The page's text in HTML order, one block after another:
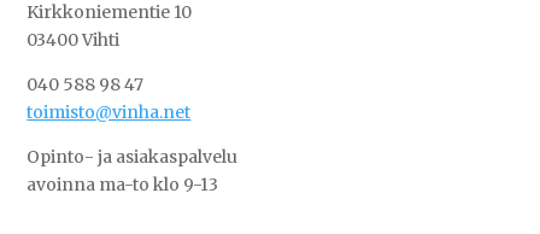
Kirkkoniementie 10
03400 Vihti
040 588 98 47
toimisto@vinha.net
Opinto- ja asiakaspalvelu
avoinna ma-to klo 9-13